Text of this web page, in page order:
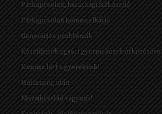
Párkapcsolati, házassági felkészítő
Párkapcsolati kommunikáció
Generációs problémák
Készüljetek együtt gyermeketek érkezésére!
Kamasz lett a gyerekünk!
Hűtlenség után
Mozaikcsalád vagyunk!